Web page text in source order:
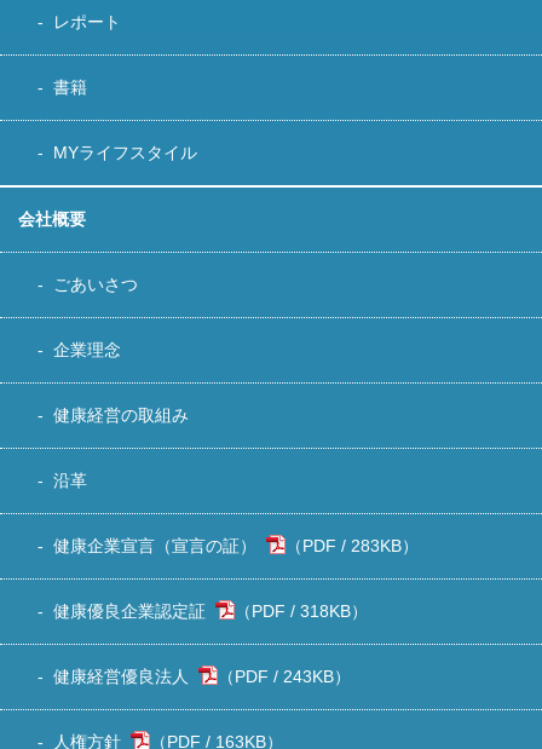
レポート
書籍
MYライフスタイル
会社概要
ごあいさつ
企業理念
健康経営の取組み
沿革
健康企業宣言（宣言の証） 283KB）
健康優良企業認定証 318KB）
健康経営優良法人 243KB）
人権方針 163KB）